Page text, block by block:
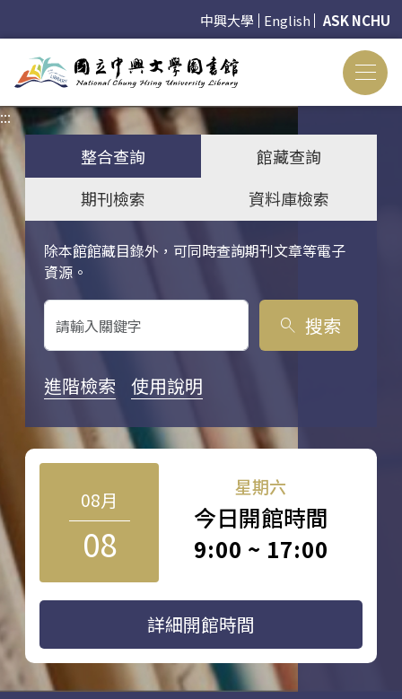
中興大學 English ASK NCHU
:::
整合查詢
館藏查詢
期刊檢索
資料庫檢索
除本館館藏目錄外，可同時查詢期刊文章等電子
資源。
關鍵字搜尋
search 搜索
進階檢索 使用說明
08月
08
星期六
今日開館時間
9:00 ~ 17:00
詳細開館時間